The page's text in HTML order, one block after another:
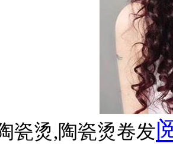
瓷烫,陶瓷烫卷发